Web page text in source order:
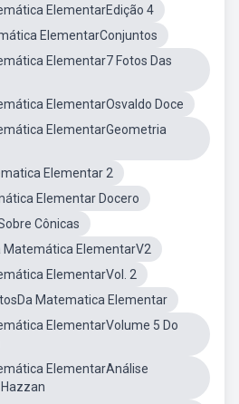
ElementarEdição 4
ElementarConjuntos
Elementar7 Fotos Das
ElementarOsvaldo Doce
ElementarGeometria
Elementar 2
Elementar Docero
Cônicas
Matemática ElementarV2
ElementarVol. 2
Matematica Elementar
ElementarVolume 5 Do
ElementarAnálise